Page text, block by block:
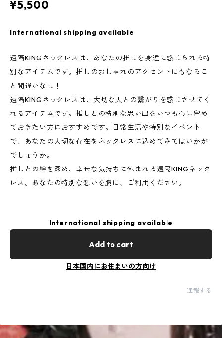
¥5,500
International shipping available
遠隔KINGネックレスは、あなたの推しを身近に感じられる特
別なアイテムです。推しのおしゃれのアクセントにもなるこ
と間違いなし！
遠隔KINGネックレスは、大切な人との繋がりを感じさせてく
れるアイテムです。推しとの特別な思い出をいつも心に留め
ておきたい方におすすめです。日常生活や特別なイベント
で、あなたの大切な存在をネックレスに込めてみてはいかが
でしょうか。
推しとの絆を深め、幸せな気持ちに包まれる遠隔KINGネック
レス。あなたの特別な想いを胸に、ご利用ください。
International shipping available
Add to cart
日本国内にお住まいの方向け
通報する